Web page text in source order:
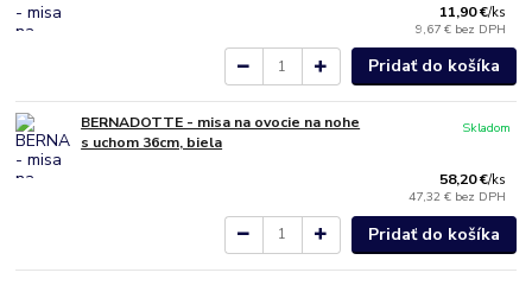
11,90 €/ks
9,67 € bez DPH
Pridať do košíka
BERNADOTTE - misa na ovocie na nohe
s uchom 36cm, biela
58,20 €/ks
47,32 € bez DPH
Skladom
Pridať do košíka